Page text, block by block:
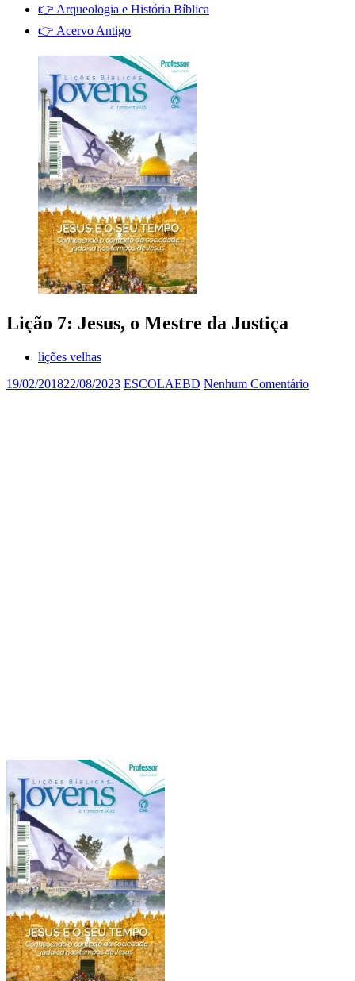
👉 Arqueologia e História Bíblica
👉 Acervo Antigo
Lição 7: Jesus, o Mestre da Justiça
lições velhas
19/02/201822/08/2023 ESCOLAEBD Nenhum Comentário